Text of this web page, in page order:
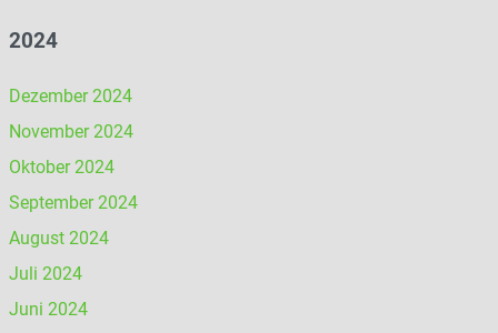
2024
Dezember 2024
November 2024
Oktober 2024
September 2024
August 2024
Juli 2024
Juni 2024